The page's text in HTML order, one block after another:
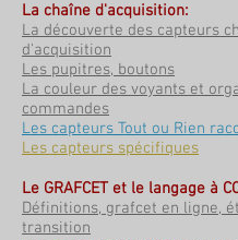
La chaîne d'acquisition:
La découverte des capteurs
d'acquisition
Les pupitres, boutons
La couleur des voyants et
commandes
Les capteurs Tout ou Rien
Les capteurs spécifiques
Le GRAFCET et le langage à
Définitions, grafcet en ligne,
transition